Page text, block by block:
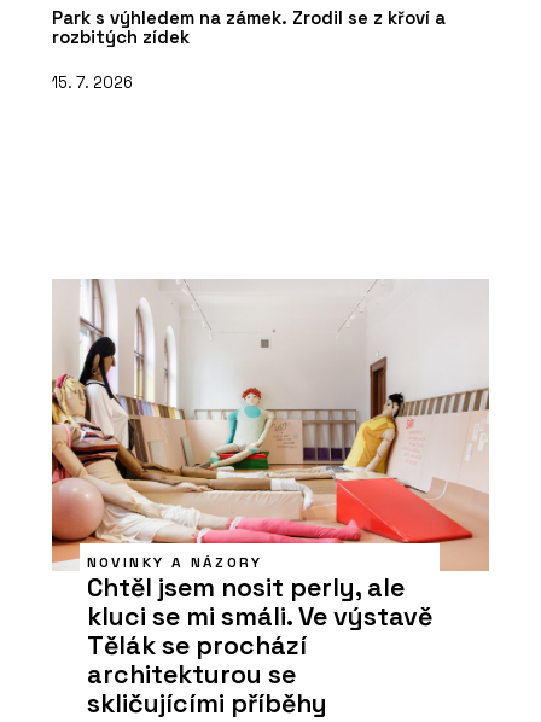
Park s výhledem na zámek. Zrodil se z křoví a
rozbitých zídek
15. 7. 2026
NOVINKY A NÁZORY
Chtěl jsem nosit perly, ale
kluci se mi smáli. Ve výstavě
Tělák se prochází
architekturou se
skličujícími příběhy